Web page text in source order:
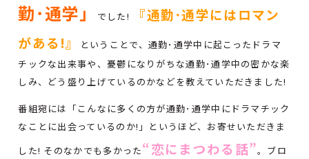
勤･通学」
でした!
『通勤･通学にはロマン
がある!』
ということで、通勤･通学中に起こったドラマ
チックな出来事や、憂鬱になりがちな通勤･通学中の密かな楽
しみ、どう盛り上げているのかなどを教えていただきました!
番組宛には「こんなに多くの方が通勤･通学中にドラマチック
なことに出会っているのか!」というほど、お寄せいただきま
した! そのなかでも多かった“恋にまつわる話”。ブロ